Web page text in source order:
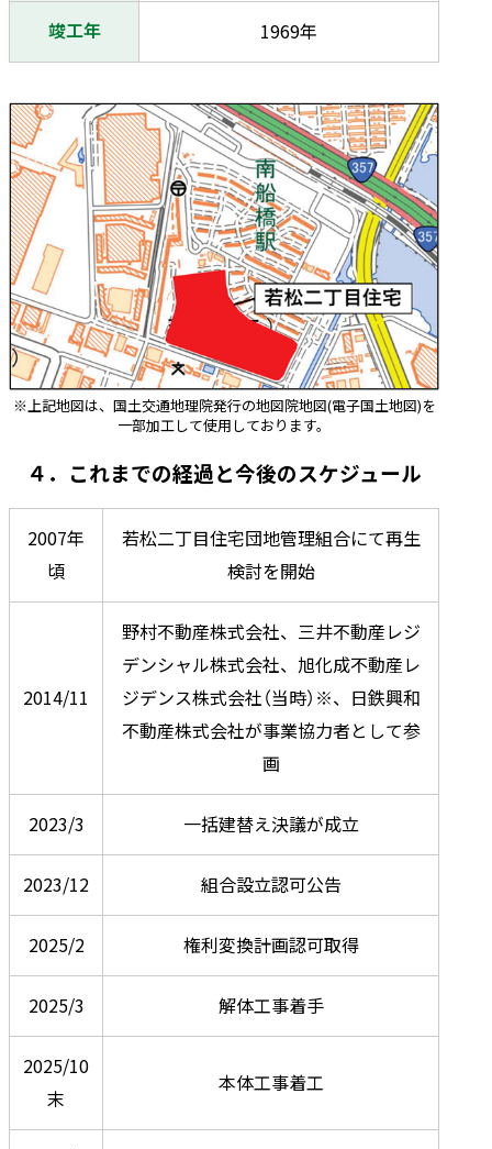
竣工年 1969年
※上記地図は、国土交通地理院発行の地図院地図(電子国土地図)を
一部加工して使用しております。
４．これまでの経過と今後のスケジュール
2007年
頃
若松二丁目住宅団地管理組合にて再生
検討を開始
2014/11
野村不動産株式会社、三井不動産レジ
デンシャル株式会社、旭化成不動産レ
ジデンス株式会社（当時）※、日鉄興和
不動産株式会社が事業協力者として参
画
2023/3 一括建替え決議が成立
2023/12 組合設立認可公告
2025/2 権利変換計画認可取得
2025/3 解体工事着手
2025/10
末
本体工事着工